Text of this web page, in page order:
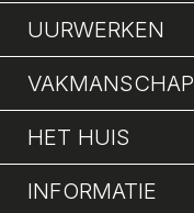
UURWERKEN
VAKMANSCHAP
HET HUIS
INFORMATIE